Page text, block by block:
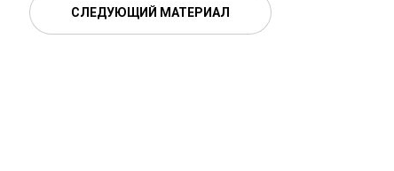
СЛЕДУЮЩИЙ МАТЕРИАЛ